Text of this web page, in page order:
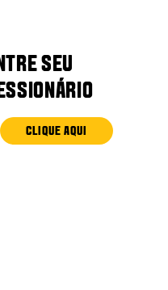
SEU
CLIQUE AQUI